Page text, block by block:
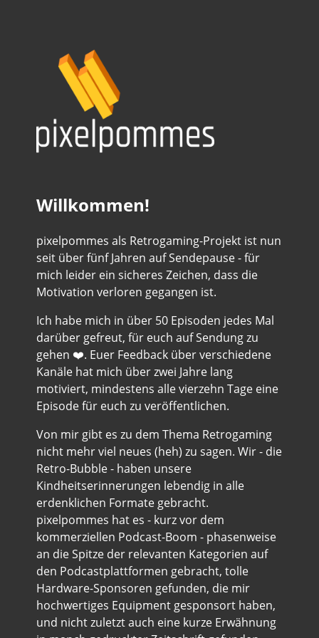
Willkommen!
pixelpommes als Retrogaming-Projekt ist nun
seit über fünf Jahren auf Sendepause - für
mich leider ein sicheres Zeichen, dass die
Motivation verloren gegangen ist.
Ich habe mich in über 50 Episoden jedes Mal
darüber gefreut, für euch auf Sendung zu
gehen ❤️. Euer Feedback über verschiedene
Kanäle hat mich über zwei Jahre lang
motiviert, mindestens alle vierzehn Tage eine
Episode für euch zu veröffentlichen.
Von mir gibt es zu dem Thema Retrogaming
nicht mehr viel neues (heh) zu sagen. Wir - die
Retro-Bubble - haben unsere
Kindheitserinnerungen lebendig in alle
erdenklichen Formate gebracht.
pixelpommes hat es - kurz vor dem
kommerziellen Podcast-Boom - phasenweise
an die Spitze der relevanten Kategorien auf
den Podcastplattformen gebracht, tolle
Hardware-Sponsoren gefunden, die mir
hochwertiges Equipment gesponsort haben,
und nicht zuletzt auch eine kurze Erwähnung